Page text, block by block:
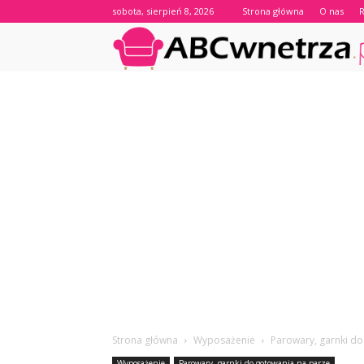
sobota, sierpień 8, 2026 Strona główna O nas
Strona główna Wyposażenie Parowary, garnki